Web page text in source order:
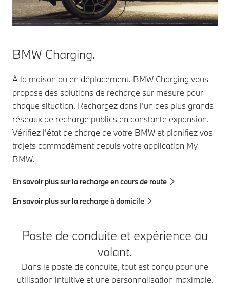
BMW Charging.
À la maison ou en déplacement. BMW Charging vous
propose des solutions de recharge sur mesure pour
chaque situation. Rechargez dans l'un des plus grands
réseaux de recharge publics en constante expansion.
Vérifiez l'état de charge de votre BMW et planifiez vos
trajets commodément depuis votre application My
BMW.
En savoir plus sur la recharge en cours de route
En savoir plus sur la recharge à domicile
Poste de conduite et expérience au
volant.
Dans le poste de conduite, tout est conçu pour une
utilisation intuitive et une personnalisation maximale.